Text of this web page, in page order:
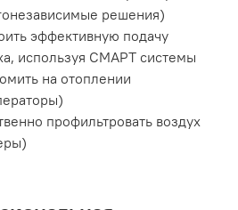
решения)
эффективную подачу
используя СМАРТ системы
на отоплении
профильтровать воздух